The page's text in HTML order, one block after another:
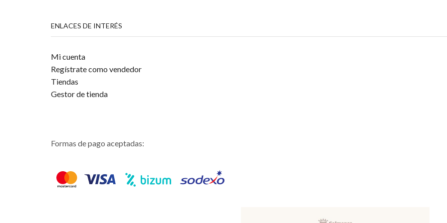
ENLACES DE INTERÉS
Mi cuenta
Regístrate como vendedor
Tiendas
Gestor de tienda
Formas de pago aceptadas: